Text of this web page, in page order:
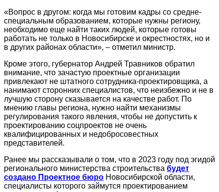
«Вопрос в другом: когда мы готовим кадры со средне-
специальным образованием, которые нужны региону,
необходимо еще найти таких людей, которые готовы
работать не только в Новосибирске и окрестностях, но и
в других районах области», – отметил министр.
Кроме этого, губернатор Андрей Травников обратил
внимание, что зачастую проектные организации
привлекают не штатного сотрудника-проектировщика, а
нанимают сторонних специалистов, что неизбежно и не в
лучшую сторону сказывается на качестве работ. По
мнению главы региона, нужно найти механизмы
регулирования такого явления, чтобы не допустить к
проектированию соцпроектов не очень
квалифицированных и недобросовестных
представителей.
Ранее мы рассказывали о том, что в 2023 году под эгидой
регионального министерства строительства будет
создано Проектное бюро Новосибирской области,
специалисты которого займутся проектированием